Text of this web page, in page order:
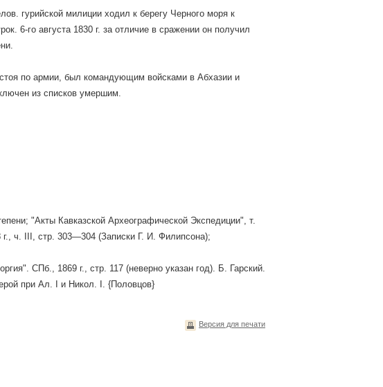
гурийской милиции ходил к берегу Черного моря к
6-го августа 1830 г. за отличие в сражении он получил
по армии, был командующим войсками в Абхазии и
из списков умершим.
"Акты Кавказской Археографической Экспедиции", т.
ч. III, стр. 303—304 (Записки Г. И. Филипсона);
СПб., 1869 г., стр. 117 (неверно указан год). Б. Гарский.
при Ал. I и Никол. I. {Половцов}
Версия для печати